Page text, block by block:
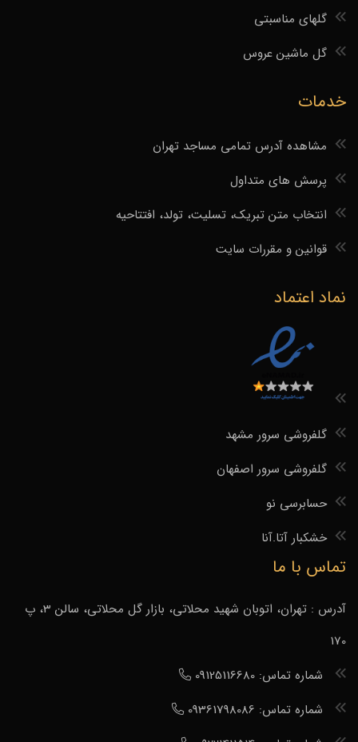
گلهای مناسبتی
گل ماشین عروس
خدمات
مشاهده آدرس تمامی مساجد تهران
پرسش های متداول
انتخاب متن تبریک، تسلیت، تولد، افتتاحیه
قوانین و مقررات سایت
نماد اعتماد
گلفروشی سرور مشهد
گلفروشی سرور اصفهان
حسابرسی نو
خشکبار آتا.آنا
تماس با ما
آدرس : تهران، اتوبان شهید محلاتی، بازار گل محلاتی، سالن 3، پ
170
شماره تماس: 09125116680
شماره تماس: 09361798086